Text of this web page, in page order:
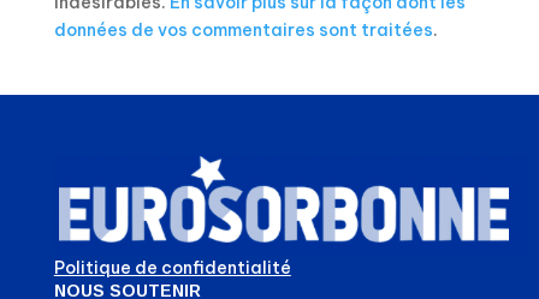
données de vos commentaires sont traitées.
Politique de confidentialité
NOUS SOUTENIR